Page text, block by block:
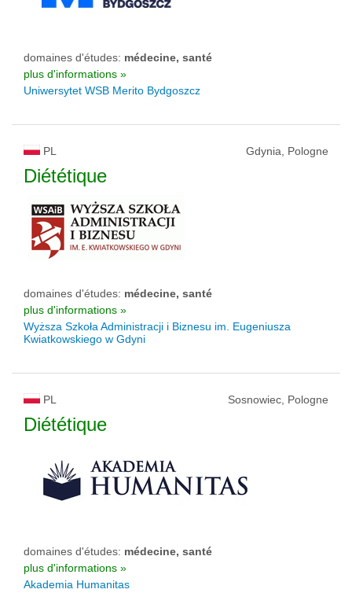
domaines d'études: médecine, santé
plus d'informations »
Uniwersytet WSB Merito Bydgoszcz
PL Gdynia, Pologne
Diététique
domaines d'études: médecine, santé
plus d'informations »
Wyższa Szkoła Administracji i Biznesu im. Eugeniusza
Kwiatkowskiego w Gdyni
PL Sosnowiec, Pologne
Diététique
domaines d'études: médecine, santé
plus d'informations »
Akademia Humanitas